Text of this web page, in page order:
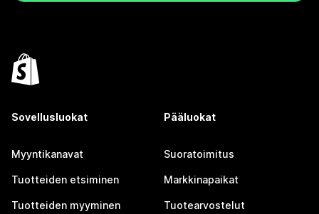
Sovellusluokat
Myyntikanavat
Tuotteiden etsiminen
Tuotteiden myyminen
Pääluokat
Suoratoimitus
Markkinapaikat
Tuotearvostelut